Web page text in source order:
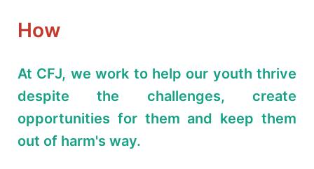
How
At CFJ, we work to help our youth thrive
despite the challenges, create
opportunities for them and keep them
out of harm's way.